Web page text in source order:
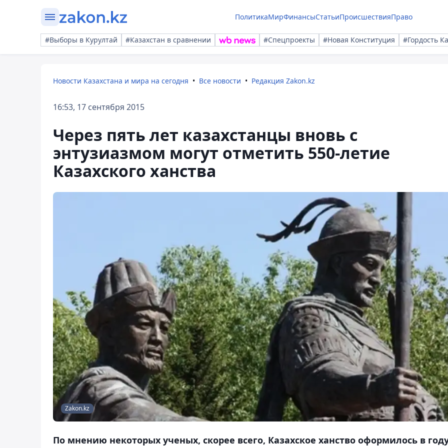
ПолитикаМирФинансыСтатьиПроисшествияПраво
#Выборы в Курултай #Казахстан в сравнении #Спецпроекты #Новая Конституция #Гордость
Новости Казахстана и мира на сегодня Все новости Редакция Zakon.kz
16:53, 17 сентября 2015
Через пять лет казахстанцы вновь с
энтузиазмом могут отметить 550-летие
Казахского ханства
Zakon.kz
По мнению некоторых ученых, скорее всего, Казахское ханство оформилось в